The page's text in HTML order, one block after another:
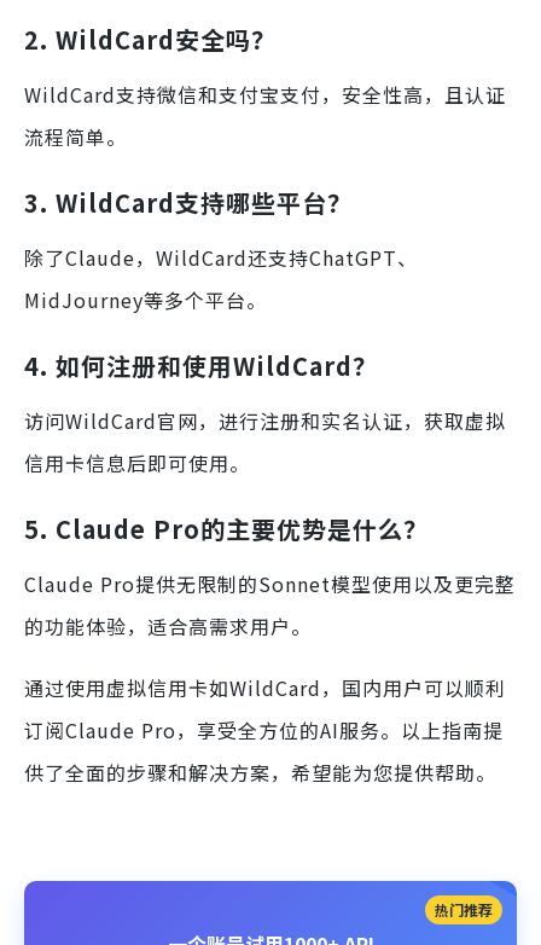
2. WildCard安全吗？
WildCard支持微信和支付宝支付，安全性高，且认证
流程简单。
3. WildCard支持哪些平台？
除了Claude，WildCard还支持ChatGPT、
MidJourney等多个平台。
4. 如何注册和使用WildCard？
访问WildCard官网，进行注册和实名认证，获取虚拟
信用卡信息后即可使用。
5. Claude Pro的主要优势是什么？
Claude Pro提供无限制的Sonnet模型使用以及更完整
的功能体验，适合高需求用户。
通过使用虚拟信用卡如WildCard，国内用户可以顺利
订阅Claude Pro，享受全方位的AI服务。以上指南提
供了全面的步骤和解决方案，希望能为您提供帮助。
热门推荐